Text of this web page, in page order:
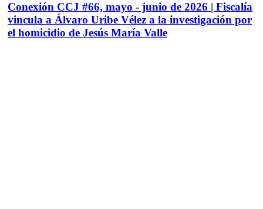
Conexión CCJ #66, mayo - junio de 2026 | Fiscalía
vincula a Álvaro Uribe Vélez a la investigación por
el homicidio de Jesús María Valle